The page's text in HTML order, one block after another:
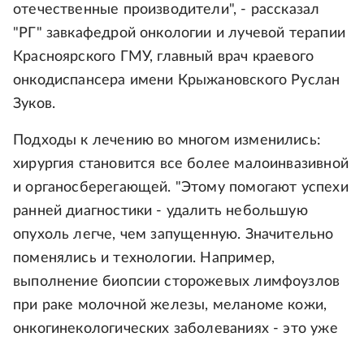
отечественные производители", - рассказал
"РГ" завкафедрой онкологии и лучевой терапии
Красноярского ГМУ, главный врач краевого
онкодиспансера имени Крыжановского Руслан
Зуков.
Подходы к лечению во многом изменились:
хирургия становится все более малоинвазивной
и органосберегающей. "Этому помогают успехи
ранней диагностики - удалить небольшую
опухоль легче, чем запущенную. Значительно
поменялись и технологии. Например,
выполнение биопсии сторожевых лимфоузлов
при раке молочной железы, меланоме кожи,
онкогинекологических заболеваниях - это уже